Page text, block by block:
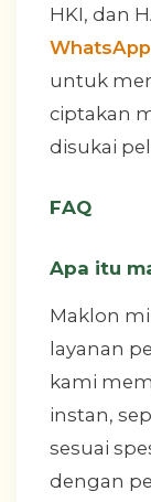
HKI, dan
WhatsApp
untuk
ciptakan
disukai
FAQ
Apa itu
Maklon
layanan
kami
instan,
sesuai
dengan